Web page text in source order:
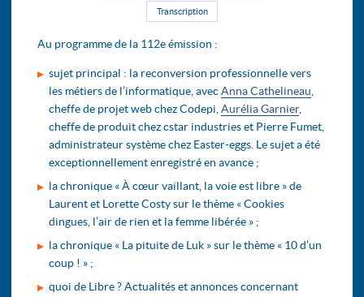
Transcription
Au programme de la 112e émission :
sujet principal : la reconversion professionnelle vers
les métiers de l’informatique, avec Anna Cathelineau,
cheffe de projet web chez Codepi,Aurélia Garnier,
cheffe de produit chez cstar industries et Pierre Fumet,
administrateur système chez Easter-eggs. Le sujet a été
exceptionnellement enregistré en avance ;
la chronique « À cœur vaillant, la voie est libre » de
Laurent et Lorette Costy sur le thème « Cookies
dingues, l’air de rien et la femme libérée » ;
la chronique « La pituite de Luk » sur le thème « 10 d’un
coup ! » ;
quoi de Libre ? Actualités et annonces concernant